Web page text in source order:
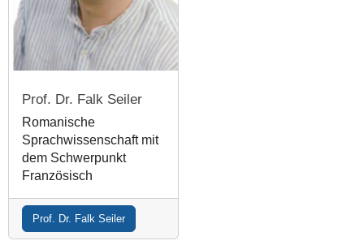
Prof. Dr. Falk Seiler
Romanische
Sprachwissenschaft mit
dem Schwerpunkt
Französisch
Prof. Dr. Falk Seiler